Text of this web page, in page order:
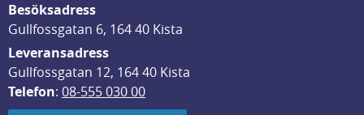
Besöksadress
Gullfossgatan 6, 164 40 Kista
Leveransadress
Gullfossgatan 12, 164 40 Kista
Telefon: 08-555 030 00